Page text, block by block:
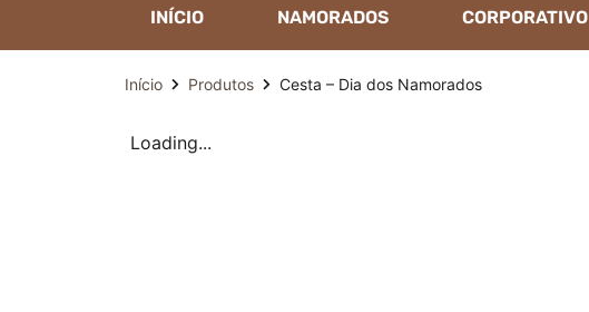
INÍCIO NAMORADOS CORPORATIVO
Início Produtos Cesta – Dia dos Namorados
Loading...